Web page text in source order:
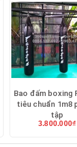
Bao đấm boxing
tiêu chuẩn 1m8
tập
3.800.000₫